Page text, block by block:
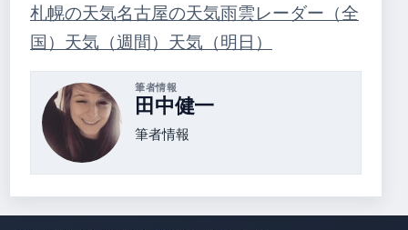
札幌の天気名古屋の天気雨雲レーダー（全
国） 天気（週間） 天気（明日）
筆者情報
田中健一
筆者情報